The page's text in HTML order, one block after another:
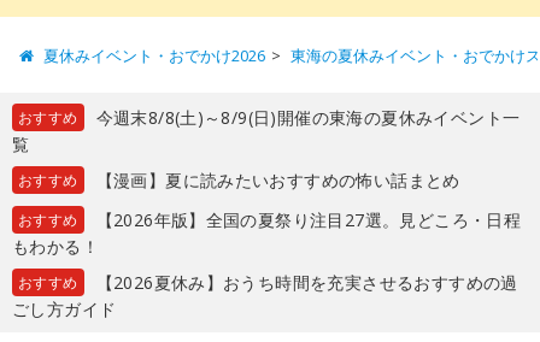
夏休みイベント・おでかけ2026 東海の夏休みイベント・おでかけ
おすすめ
今週末8/8(土)～8/9(日)開催の東海の夏休みイベント一
覧
おすすめ 【漫画】夏に読みたいおすすめの怖い話まとめ
おすすめ
【2026年版】全国の夏祭り注目27選。見どころ・日程
もわかる！
おすすめ
【2026夏休み】おうち時間を充実させるおすすめの過
ごし方ガイド